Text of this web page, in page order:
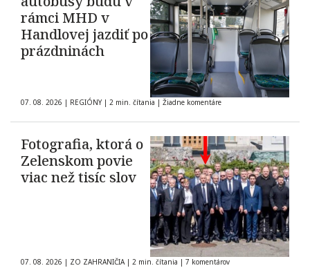
rámci MHD v
Handlovej jazdiť po
prázdninách
07. 08. 2026 | REGIÓNY | 2 min. čítania | Žiadne komentáre
Fotografia, ktorá o
Zelenskom povie
viac než tisíc slov
07. 08. 2026 | ZO ZAHRANIČIA | 2 min. čítania | 7 komentárov